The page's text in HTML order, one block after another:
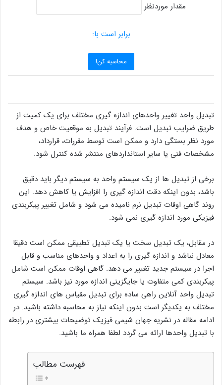
مقدار موردنظر
برابر است با:
محاسبه کن!
تبدیل واحد تغییر واحدهای اندازه گیری مختلف برای یک کمیت از
طریق ضرایب تبدیل است. فرآیند تبدیل به موقعیت خاص و هدف
مورد نظر بستگی دارد و ممکن است توسط مقررات، قرارداد،
مشخصات فنی یا سایر استانداردهای منتشر شده کنترل شود.
برخی از تبدیل‌ ها از یک سیستم واحد به سیستم دیگر باید دقیق
باشد، بدون اینکه دقت اندازه ‌گیری را افزایش یا کاهش دهد. این
روند گاهی اوقات تبدیل نرم نامیده می شود و شامل تغییر پیکربندی
فیزیکی مورد اندازه گیری نمی شود.
در مقابل، یک تبدیل سخت یا یک تبدیل تطبیقی ​​ممکن است دقیقا
معادل نباشد و اندازه گیری را به اعداد و واحدهای مناسب و قابل
اجرا در سیستم جدید تغییر می دهد. گاهی اوقات ممکن است شامل
پیکربندی کمی متفاوت یا جایگزینی اندازه مورد نیز باشد. سیستم
تبدیل واحد آنلاین راهی ساده برای تبدیل مقیاس های اندازه گیری
مختلف به یکدیگر است بدون اینکه نیاز به محاسبه داشته باشید. در
ادامه مقاله در نشریه جهان شیمی فیزیک توضیحات بیشتری در رابطه
با تبدیل واحدها ارائه می گردد لطفا همراه ما باشید.
فهرست مطالب